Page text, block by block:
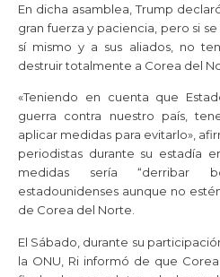
En dicha asamblea, Trump
gran fuerza y paciencia, pero si
sí mismo y a sus aliados, no
destruir totalmente a Corea del
«Teniendo en cuenta que
guerra contra nuestro país,
aplicar medidas para evitarlo»,
periodistas durante su estadía
medidas sería “derribar
estadounidenses aunque no
de Corea del Norte.
El Sábado, durante su
la ONU, Ri informó de que